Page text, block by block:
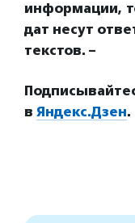
информации,
дат несут
текстов. –
в Яндекс.Дзен.